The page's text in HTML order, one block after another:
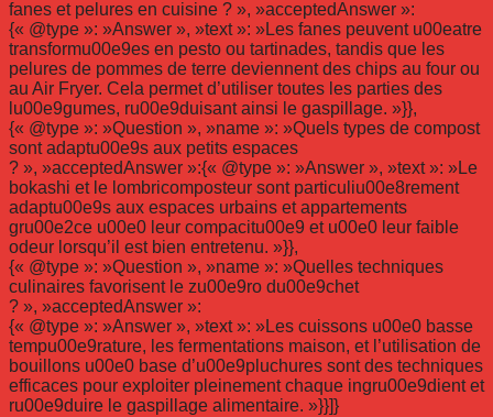
fanes et pelures en cuisine ? », »acceptedAnswer »:
{« @type »: »Answer », »text »: »Les fanes peuvent u00eatre
transformu00e9es en pesto ou tartinades, tandis que les
pelures de pommes de terre deviennent des chips au four ou
au Air Fryer. Cela permet d’utiliser toutes les parties des
lu00e9gumes, ru00e9duisant ainsi le gaspillage. »}},
{« @type »: »Question », »name »: »Quels types de compost
sont adaptu00e9s aux petits espaces
? », »acceptedAnswer »:{« @type »: »Answer », »text »: »Le
bokashi et le lombricomposteur sont particuliu00e8rement
adaptu00e9s aux espaces urbains et appartements
gru00e2ce u00e0 leur compacitu00e9 et u00e0 leur faible
odeur lorsqu’il est bien entretenu. »}},
{« @type »: »Question », »name »: »Quelles techniques
culinaires favorisent le zu00e9ro du00e9chet
? », »acceptedAnswer »:
{« @type »: »Answer », »text »: »Les cuissons u00e0 basse
tempu00e9rature, les fermentations maison, et l’utilisation de
bouillons u00e0 base d’u00e9pluchures sont des techniques
efficaces pour exploiter pleinement chaque ingru00e9dient et
ru00e9duire le gaspillage alimentaire. »}}]}